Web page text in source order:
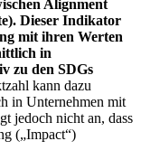
Alignment
Dieser Indikator
mit ihren Werten
in
zu den SDGs
kann dazu
in Unternehmen mit
jedoch nicht an, dass
(„Impact“)